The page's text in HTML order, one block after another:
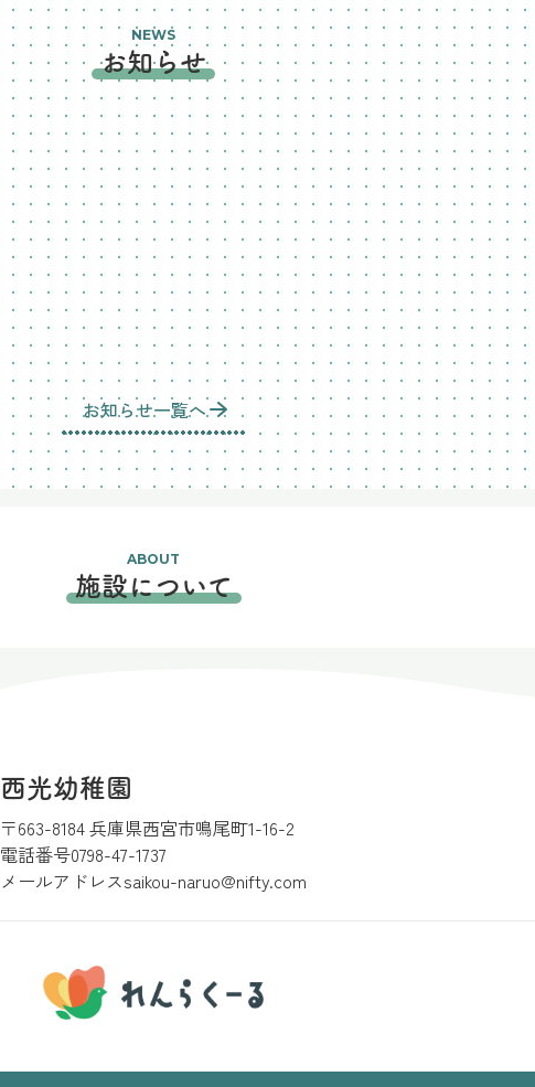
NEWS
お知らせ
お知らせ一覧へ
ABOUT
施設について
西光幼稚園
〒663-8184 兵庫県西宮市鳴尾町1-16-2
電話番号0798-47-1737
メールアドレスsaikou-naruo@nifty.com